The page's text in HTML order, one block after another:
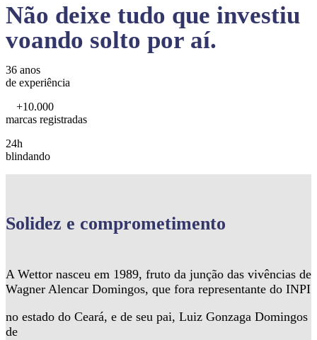
Não deixe tudo que investiu
voando solto por aí.
36 anos
de experiência
+10.000
marcas registradas
24h
blindando
Solidez e comprometimento
A Wettor nasceu em 1989, fruto da junção das vivências de
Wagner Alencar Domingos, que fora representante do INPI
no estado do Ceará, e de seu pai, Luiz Gonzaga Domingos
de